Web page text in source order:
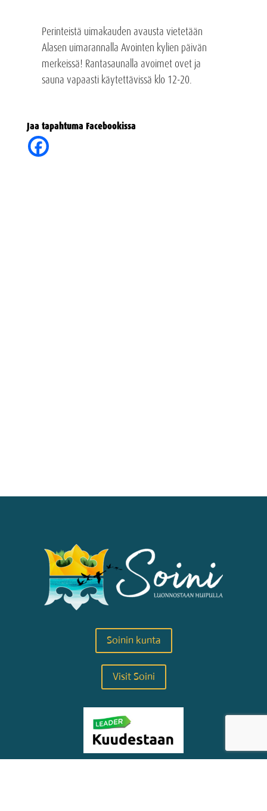
Perinteistä uimakauden avausta vietetään
Alasen uimarannalla Avointen kylien päivän
merkeissä! Rantasaunalla avoimet ovet ja
sauna vapaasti käytettävissä klo 12-20.
Jaa tapahtuma Facebookissa
Soinin kunta
Visit Soini